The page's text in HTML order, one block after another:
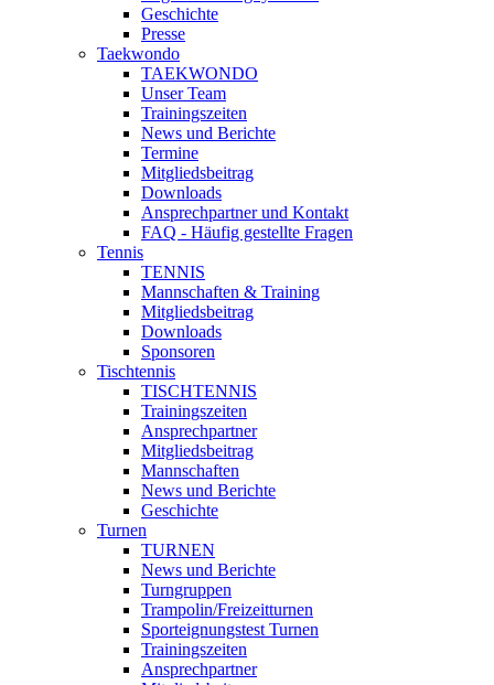
Geschichte
Presse
Taekwondo
TAEKWONDO
Unser Team
Trainingszeiten
News und Berichte
Termine
Mitgliedsbeitrag
Downloads
Ansprechpartner und Kontakt
FAQ - Häufig gestellte Fragen
Tennis
TENNIS
Mannschaften & Training
Mitgliedsbeitrag
Downloads
Sponsoren
Tischtennis
TISCHTENNIS
Trainingszeiten
Ansprechpartner
Mitgliedsbeitrag
Mannschaften
News und Berichte
Geschichte
Turnen
TURNEN
News und Berichte
Turngruppen
Trampolin/Freizeitturnen
Sporteignungstest Turnen
Trainingszeiten
Ansprechpartner